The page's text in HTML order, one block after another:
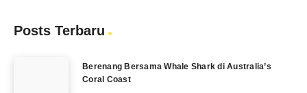
Posts Terbaru
Berenang Bersama Whale Shark di Australia’s
Coral Coast